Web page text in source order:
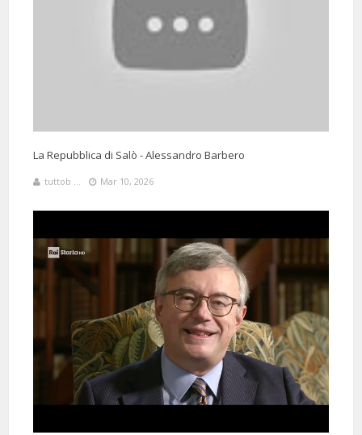
La Repubblica di Salò - Alessandro Barbero
tuttob ... Mar 10, 2026